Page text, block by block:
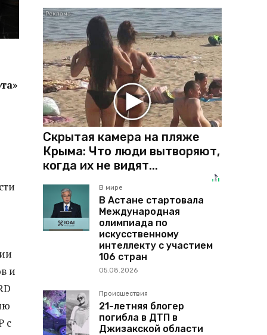
и
с
Скрытая камера на пляже
Крыма: Что люди вытворяют,
когда их не видят...
В мире
В Астане стартовала
Международная
олимпиада по
искусственному
интеллекту с участием
106 стран
05.08.2026
Происшествия
21-летняя блогер
погибла в ДТП в
Джизакской области